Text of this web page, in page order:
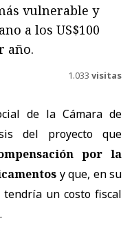
vulnerable y
a los US$100
año.
1.033 visitas
de la Cámara de
del proyecto que
por la
y que, en su
un costo fiscal